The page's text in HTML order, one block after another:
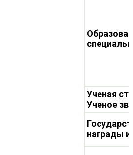
Ученая
Ученое
награды и